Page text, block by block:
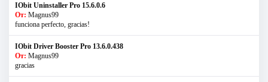
IObit Uninstaller Pro 15.6.0.6
От: Magnus99
funciona perfecto, gracias!
IObit Driver Booster Pro 13.6.0.438
От: Magnus99
gracias